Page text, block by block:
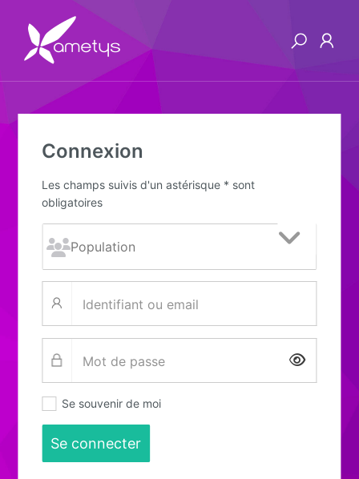
Connexion
Les champs suivis d'un astérisque * sont
obligatoires
Afficher
Se souvenir de moi
Se connecter